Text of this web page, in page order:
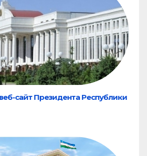
сайт Президента Республики